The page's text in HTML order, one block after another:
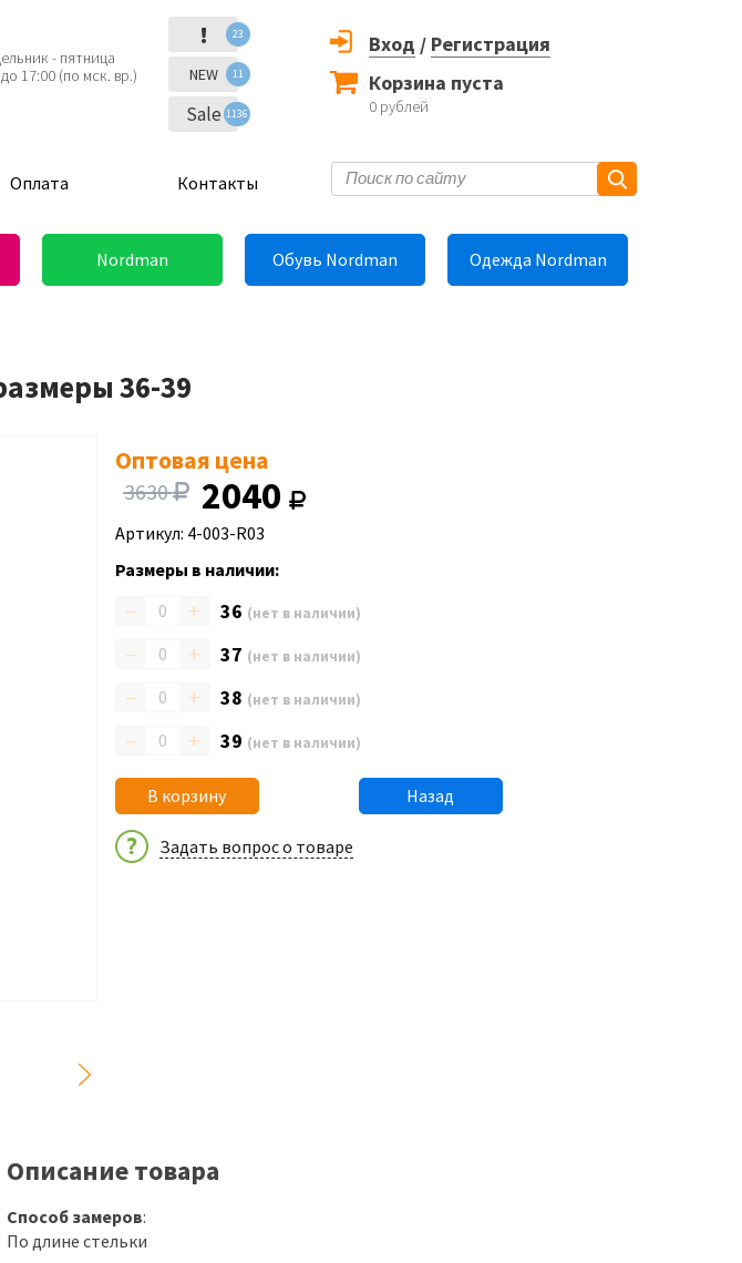
- пятница
17:00 (по мск. вр.)
! 23
NEW 11
Sale 1136
Вход / Регистрация
Корзина пуста
0 рублей
Оплата Контакты
Nordman Обувь Nordman Одежда Nordman
36-39
Оптовая цена
3630 2040
Артикул: 4-003-R03
Размеры в наличии:
– + 36 (нет в наличии)
– + 37 (нет в наличии)
– + 38 (нет в наличии)
– + 39 (нет в наличии)
В корзину Назад
Задать вопрос о товаре
Описание товара
Способ замеров:
По длине стельки